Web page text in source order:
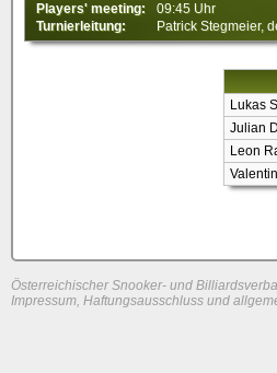
Players' meeting:
09:45 Uhr
Turnierleitung:
Patrick Stegmeier,
Lukas
Julian
Leon
Österreichischer Snooker- und
Impressum, Haftungsausschluss und